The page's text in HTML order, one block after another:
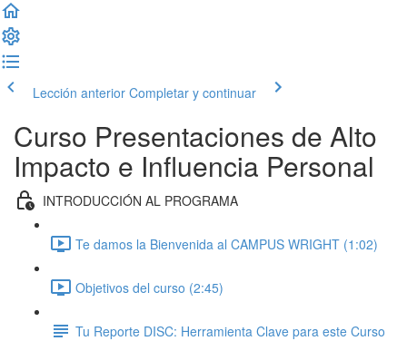
Lección anterior Completar y continuar
Curso Presentaciones de Alto
Impacto e Influencia Personal
INTRODUCCIÓN AL PROGRAMA
Te damos la Bienvenida al CAMPUS WRIGHT (1:02)
Objetivos del curso (2:45)
Tu Reporte DISC: Herramienta Clave para este Curso